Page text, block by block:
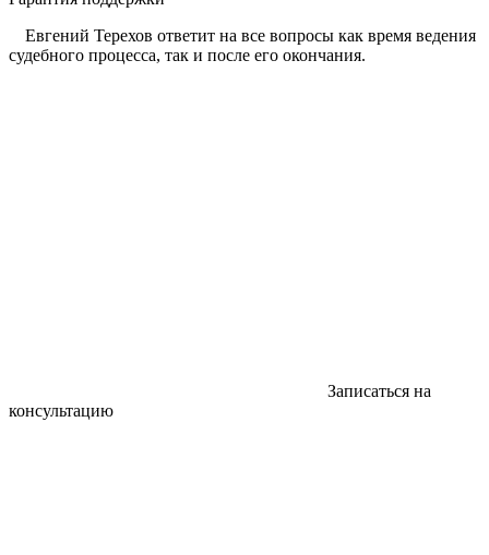
Евгений Терехов ответит на все вопросы как время ведения
судебного процесса, так и после его окончания.
Записаться на
консультацию